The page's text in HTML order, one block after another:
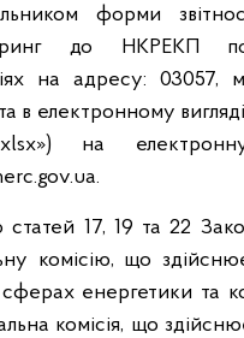
форми
до НКРЕКП
на адресу: 03057,
в електронному
на
статей 17, 19 та 22
комісію, що
енергетики та
комісія, що